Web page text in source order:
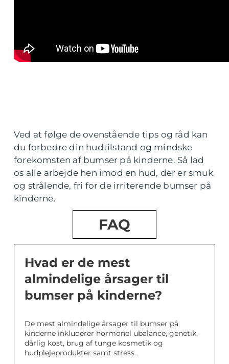
Ved at følge de ovenstående tips og råd kan
du forbedre din hudtilstand og mindske
forekomsten af bumser på kinderne. Så lad
os alle arbejde hen imod en hud, der er smuk
og strålende, fri for de irriterende bumser på
kinderne.
FAQ
Hvad er de mest
almindelige årsager til
bumser på kinderne?
De mest almindelige årsager til bumser på
kinderne inkluderer hormonel ubalance, genetik,
dårlig kost, brug af tunge kosmetik og
hudplejeprodukter samt stress.